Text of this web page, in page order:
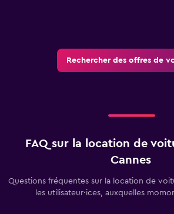
Rechercher des offres de
FAQ sur la location de
Cannes
Questions fréquentes sur la location de
les utilisateur·ices, auxquelles